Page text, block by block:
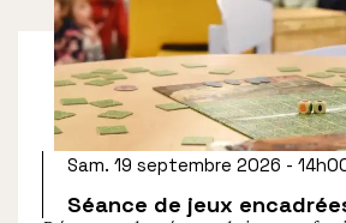
Séance de jeux
Sam. 19 septembre 2026 -